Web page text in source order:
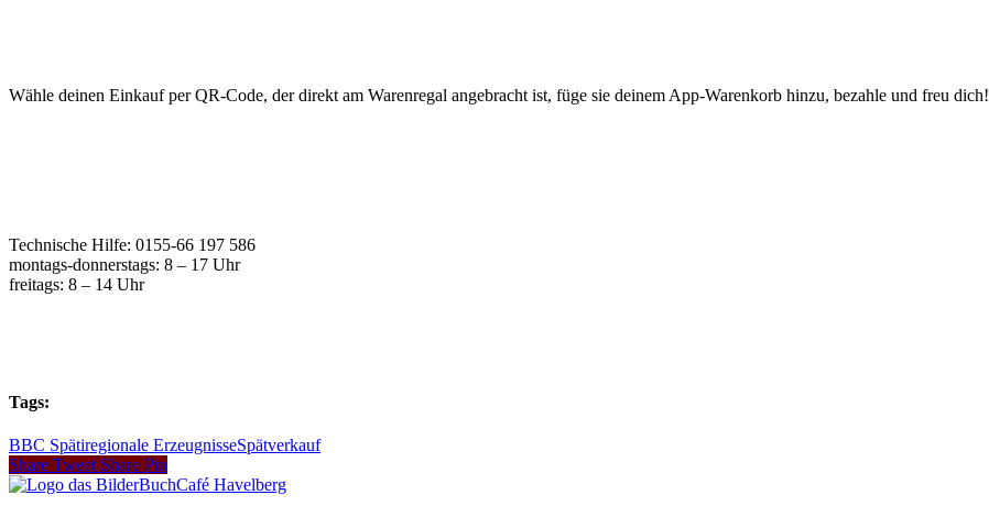
Wähle deinen Einkauf per QR-Code, der direkt am Warenregal angebracht ist, füge sie deinem App-Warenkorb hinzu, bezahle und freu dich!
Technische Hilfe: 0155-66 197 586
montags-donnerstags: 8 – 17 Uhr
freitags: 8 – 14 Uhr
Tags:
BBC Spätiregionale ErzeugnisseSpätverkauf
Share Tweet Share Pin